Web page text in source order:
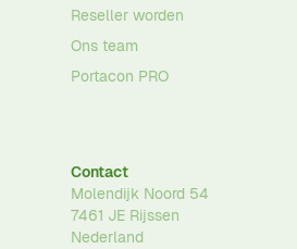
Reseller worden
Ons team
Portacon PRO
Contact
Molendijk Noord 54
7461 JE Rijssen
Nederland